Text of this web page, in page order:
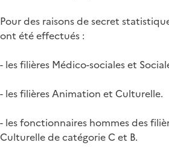
Pour des raisons de secret
ont été effectués :
- les filières Médico-sociales et
- les filières Animation et Culturelle.
- les fonctionnaires hommes des
Culturelle de catégorie C et B.